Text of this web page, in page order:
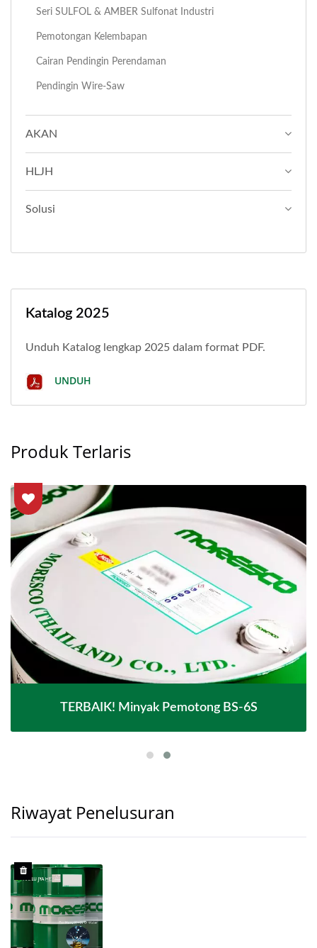
Seri SULFOL & AMBER Sulfonat Industri
Pemotongan Kelembapan
Cairan Pendingin Perendaman
Pendingin Wire-Saw
AKAN
HLJH
Solusi
Katalog 2025
Unduh Katalog lengkap 2025 dalam format PDF.
UNDUH
Produk Terlaris
TERBAIK! Minyak Pemotong BS-6S
Riwayat Penelusuran